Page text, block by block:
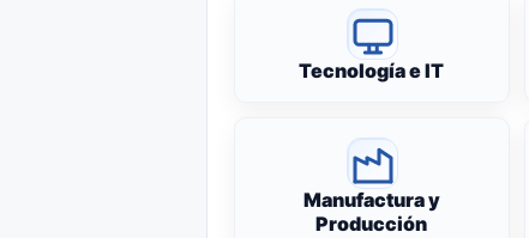
Tecnología e IT
Manufactura y
Producción